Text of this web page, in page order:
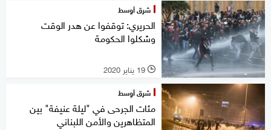
شرق أوسط
الحريري: توقفوا عن هدر الوقت
وشكلوا الحكومة
l 19 يناير 2020
شرق أوسط
مئات الجرحى في "ليلة عنيفة" بين
المتظاهرين والأمن اللبناني